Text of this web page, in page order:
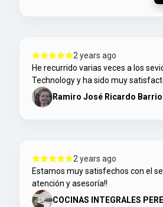
2 years ago
He recurrido varias veces a los
Technology y ha sido muy
Ramiro José Ricardo
2 years ago
Estamos muy satisfechos con el
atención y asesoría!!
COCINAS INTEGRALES